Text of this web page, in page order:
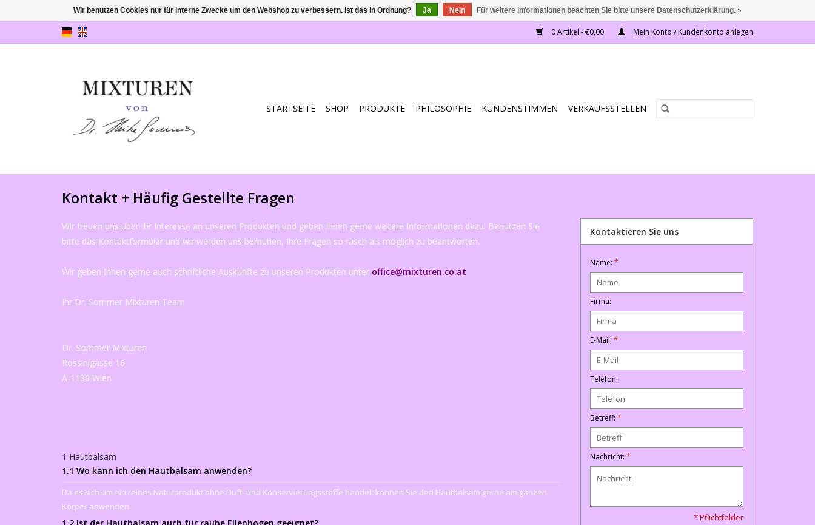
0 Artikel - €0,00 Mein Konto / Kundenkonto anlegen
STARTSEITE SHOP PRODUKTE PHILOSOPHIE KUNDENSTIMMEN VERKAUFSSTELLEN
Kontakt + Häufig Gestellte Fragen
Wir freuen uns über Ihr Interesse an unseren Produkten und geben Ihnen gerne weitere Informationen dazu. Benützen Sie
bitte das Kontaktformular und wir werden uns bemühen, Ihre Fragen so rasch als möglich zu beantworten.
Wir geben Ihnen gerne auch schriftliche Auskünfte zu unseren Produkten unter office@mixturen.co.at
Ihr Dr. Sommer Mixturen Team
Dr. Sommer Mixturen
Rossinigasse 16
A-1130 Wien
1 Hautbalsam
1.1 Wo kann ich den Hautbalsam anwenden?
Da es sich um ein reines Naturprodukt ohne Duft- und Konservierungsstoffe handelt können Sie den Hautbalsam gerne am ganzen
Körper anwenden.
Kontaktieren Sie uns
Name: *
Firma:
E-Mail: *
Telefon:
Betreff: *
Nachricht: *
* Pflichtfelder
Wir benutzen Cookies nur für interne Zwecke um den Webshop zu verbessern. Ist das in Ordnung? Ja Nein Für weitere Informationen beachten Sie bitte unsere Datenschutzerklärung. »